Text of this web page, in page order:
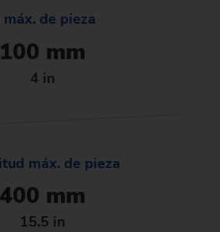
de pieza
100 mm
4 in
máx. de pieza
400 mm
15.5 in